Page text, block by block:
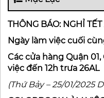
THÔNG BÁO: NGHỈ
Ngày làm việc cuối
Các cửa hàng Quận
việc đến 12h trưa 26AL
(Thứ Bảy – 25/01/2025